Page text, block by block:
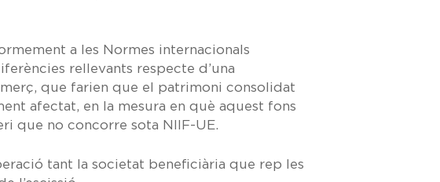
a les Normes internacionals
rellevants respecte d’una
que farien que el patrimoni consolidat
afectat, en la mesura en què aquest fons
que no concorre sota NIIF-UE.
tant la societat beneficiària que rep les